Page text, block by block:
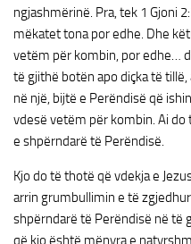
ngjashmërinë. Pra, tek 1 Gjoni
mëkatet tona por edhe. Dhe
vetëm për kombin, por edhe…
të gjithë botën apo diçka të
në një, bijtë e Perëndisë që
vdesë vetëm për kombin. Ai
e shpërndarë të Perëndisë.
Kjo do të thotë që vdekja e
arrin grumbullimin e të
shpërndarë të Perëndisë në të
që kjo është mënyra e